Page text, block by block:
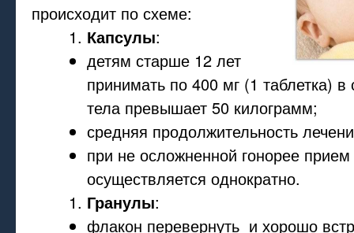
происходит по схеме:
Капсулы:
детям старше 12 лет
принимать по 400 мг (1 таблетка) в
тела превышает 50 килограмм;
средняя продолжительность
при не осложненной гонорее прием
осуществляется однократно.
Гранулы:
флакон перевернуть и хорошо